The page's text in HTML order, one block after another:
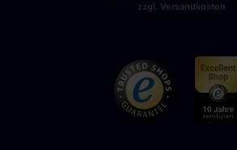
zzgl. Versandkosten